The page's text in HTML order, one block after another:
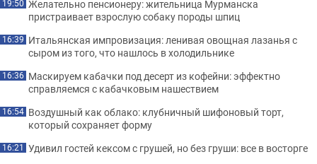
19:50 Желательно пенсионеру: жительница Мурманска
пристраивает взрослую собаку породы шпиц
16:39 Итальянская импровизация: ленивая овощная лазанья с
сыром из того, что нашлось в холодильнике
16:36 Маскируем кабачки под десерт из кофейни: эффектно
справляемся с кабачковым нашествием
16:54 Воздушный как облако: клубничный шифоновый торт,
который сохраняет форму
16:21 Удивил гостей кексом с грушей, но без груши: все в восторге